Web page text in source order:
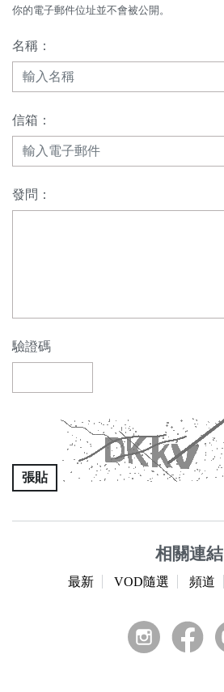
你的電子郵件位址並不會被公開。
名稱：
信箱：
發問：
驗證碼
張貼
相關連結
最新 VOD隨選 頻道